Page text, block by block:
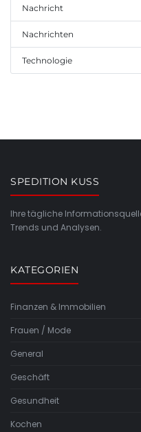
Nachricht
Nachrichten
Technologie
SPEDITION KUSS
Ihre tägliche
Trends und Analysen.
KATEGORIEN
Finanzen & Immobilien
Frauen / Mode
General
Geschäft
Gesundheit
Kochen